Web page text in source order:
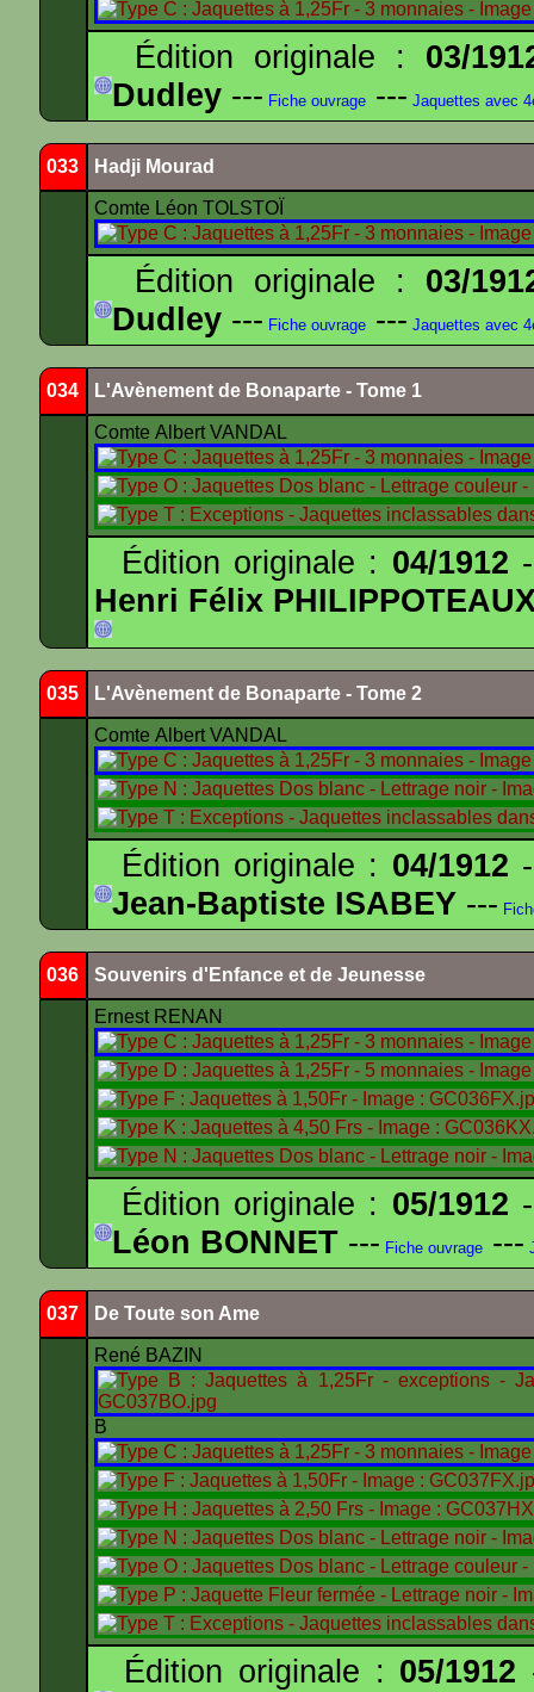
Édition originale : 03/
Dudley --- Fiche ouvrage --- Jaquettes avec
033 Hadji Mourad
Comte Léon TOLSTOÏ
Édition originale : 03/
Dudley --- Fiche ouvrage --- Jaquettes avec
034 L'Avènement de Bonaparte - Tome 1
Comte Albert VANDAL
Édition originale : 04/1912
Henri Félix
035 L'Avènement de Bonaparte - Tome 2
Comte Albert VANDAL
Édition originale : 04/1912
Jean-Baptiste ISABEY ---
036 Souvenirs d'Enfance et de Jeunesse
Ernest RENAN
Édition originale : 05/1912
Léon BONNET --- Fiche ouvrage ---
037 De Toute son Ame
René BAZIN
B
Édition originale : 05/1912